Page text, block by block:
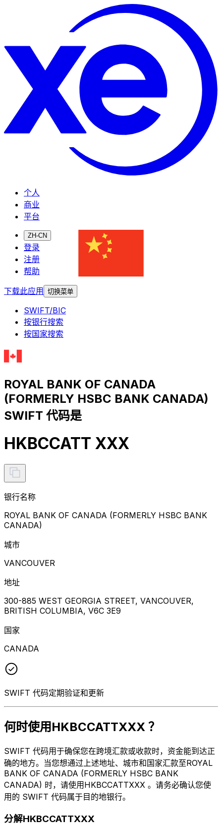
个人
商业
平台
ZH-CN
登录
注册
帮助
下载此应用
切换菜单
SWIFT/BIC
按银行搜索
按国家搜索
ROYAL BANK OF CANADA
(FORMERLY HSBC BANK CANADA)
SWIFT 代码是
HKBCCATT XXX
银行名称
ROYAL BANK OF CANADA (FORMERLY HSBC BANK
CANADA)
城市
VANCOUVER
地址
300-885 WEST GEORGIA STREET, VANCOUVER,
BRITISH COLUMBIA, V6C 3E9
国家
CANADA
SWIFT 代码定期验证和更新
何时使用HKBCCATTXXX ？
SWIFT 代码用于确保您在跨境汇款或收款时，资金能到达正
确的地方。当您想通过上述地址、城市和国家汇款至ROYAL
BANK OF CANADA (FORMERLY HSBC BANK
CANADA) 时，请使用HKBCCATTXXX 。请务必确认您使
用的 SWIFT 代码属于目的地银行。
分解HKBCCATTXXX